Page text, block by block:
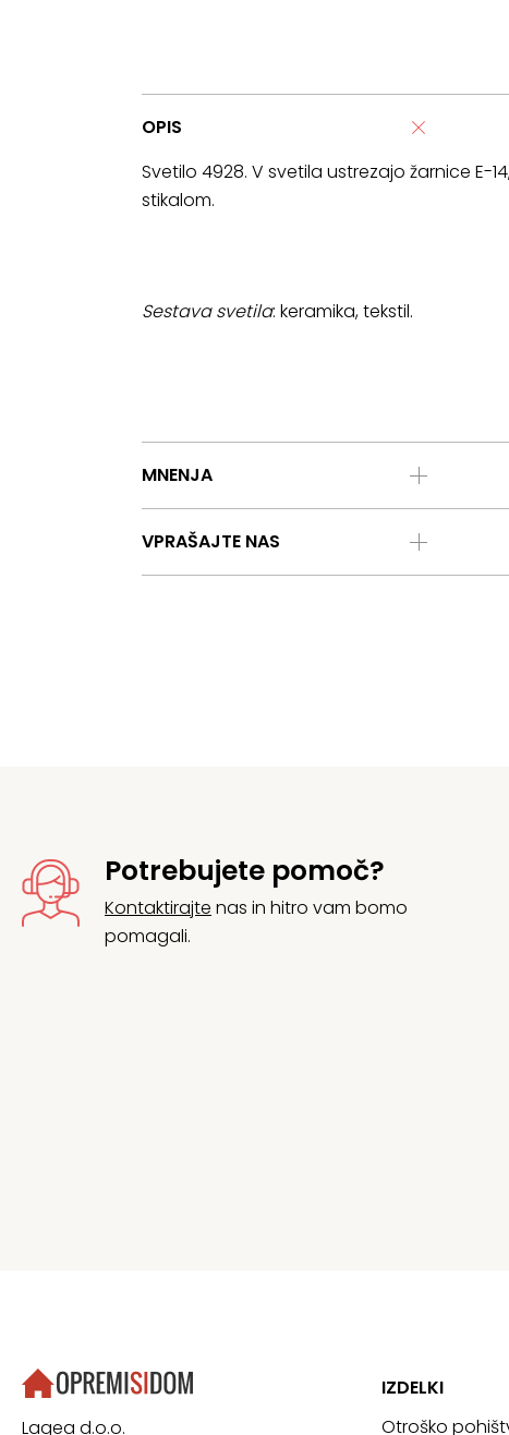
OPIS
Svetilo 4928. V svetila ustrezajo žarnice E-
stikalom.
Sestava svetila: keramika, tekstil.
MNENJA
VPRAŠAJTE NAS
Potrebujete pomoč?
Kontaktirajte nas in hitro vam bomo
pomagali.
Lagea d.o.o.
IZDELKI
Otroško